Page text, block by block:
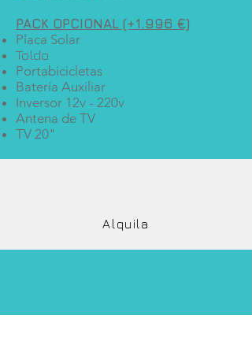
PACK OPCIONAL (+1.996 €)
Placa Solar
Toldo
Portabicicletas
Batería Auxiliar
Inversor 12v - 220v
Antena de TV
TV 20"
Alquila